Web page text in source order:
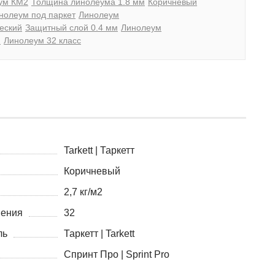
под паркет Линолеум
Защитный слой 0.4 мм Линолеум
Линолеум 32 класс
Tarkett | Таркетт
Коричневый
2,7 кг/м2
32
Таркетт | Tarkett
Спринт Про | Sprint Pro